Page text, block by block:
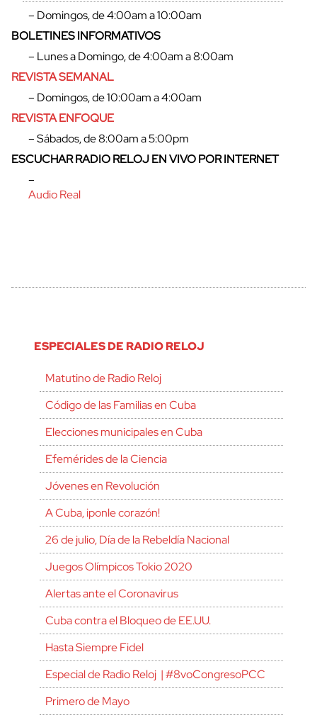
– Domingos, de 4:00am a 10:00am
BOLETINES INFORMATIVOS
– Lunes a Domingo, de 4:00am a 8:00am
REVISTA SEMANAL
– Domingos, de 10:00am a 4:00am
REVISTA ENFOQUE
– Sábados, de 8:00am a 5:00pm
ESCUCHAR RADIO RELOJ EN VIVO POR INTERNET
–
Audio Real
ESPECIALES DE RADIO RELOJ
Matutino de Radio Reloj
Código de las Familias en Cuba
Elecciones municipales en Cuba
Efemérides de la Ciencia
Jóvenes en Revolución
A Cuba, ¡ponle corazón!
26 de julio, Día de la Rebeldía Nacional
Juegos Olímpicos Tokio 2020
Alertas ante el Coronavirus
Cuba contra el Bloqueo de EE.UU.
Hasta Siempre Fidel
Especial de Radio Reloj | #8voCongresoPCC
Primero de Mayo